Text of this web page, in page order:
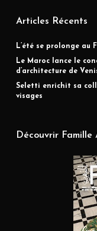
Articles Récents
L’été se prolonge au
Le Maroc lance le
d’architecture de
Seletti enrichit sa
visages
Découvrir Famille